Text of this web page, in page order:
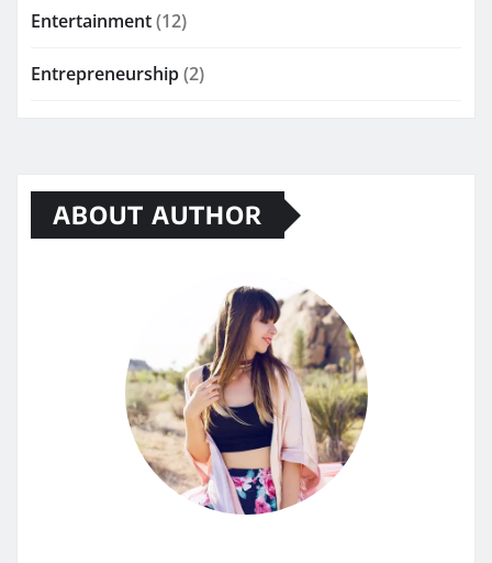
Entertainment(12)
Entrepreneurship(2)
ABOUT AUTHOR